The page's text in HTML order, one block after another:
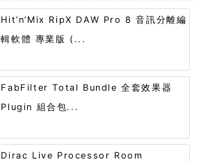
Hit’n’Mix RipX DAW Pro 8 音訊分離編
輯軟體 專業版 (...
FabFilter Total Bundle 全套效果器
Plugin 組合包...
Dirac Live Processor Room